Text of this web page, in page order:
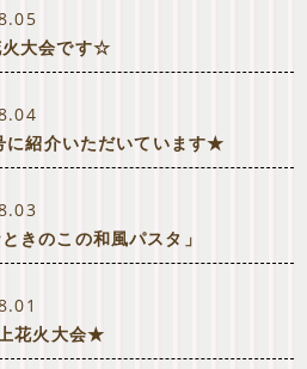
火大会です☆
紹介いただいています★
きのこの和風パスタ」
花火大会★